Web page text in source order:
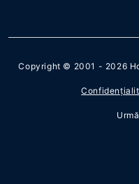
Copyright © 2001 - 2026